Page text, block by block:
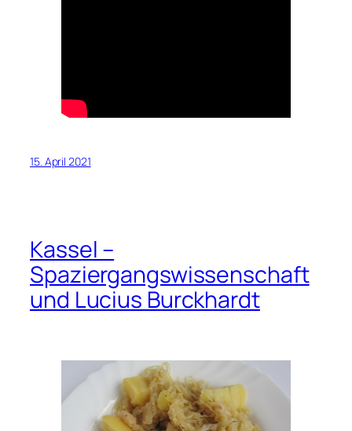
15. April 2021
Kassel –
Spaziergangswissenschaft
und Lucius Burckhardt